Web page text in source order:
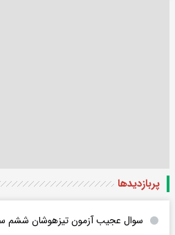
پربازدید‌ها
سوال عجیب آزمون تیزهوشان